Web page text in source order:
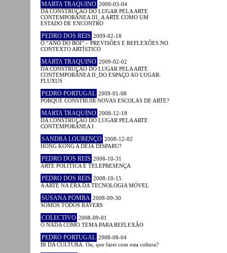
MARTA TRAQUINO 2009-03-04
DA CONSTRUÇÃO DO LUGAR PELA ARTE
CONTEMPORÂNEA III_A ARTE COMO UM
ESTADO DE ENCONTRO
PEDRO DOS REIS 2009-02-18
O “ANO DO BOI” – PREVISÕES E REFLEXÕES NO
CONTEXTO ARTÍSTICO
MARTA TRAQUINO 2009-02-02
DA CONSTRUÇÃO DO LUGAR PELA ARTE
CONTEMPORÂNEA II_DO ESPAÇO AO LUGAR:
FLUXUS
PEDRO PORTUGAL 2009-01-08
PORQUÊ CONSTRUIR NOVAS ESCOLAS DE ARTE?
MARTA TRAQUINO 2008-12-18
DA CONSTRUÇÃO DO LUGAR PELA ARTE
CONTEMPORÂNEA I
SANDRA LOURENÇO 2008-12-02
HONG KONG A DÉJÀ DISPARU?
PEDRO DOS REIS 2008-10-31
ARTE POLÍTICA E TELEPRESENÇA
PEDRO DOS REIS 2008-10-15
A ARTE NA ERA DA TECNOLOGIA MÓVEL
SUSANA POMBA 2008-09-30
SOMOS TODOS RAVERS
COLECTIVO 2008-09-01
O NADA COMO TEMA PARA REFLEXÃO
PEDRO PORTUGAL 2008-08-04
BI DA CULTURA. Ou, que farei com esta cultura?